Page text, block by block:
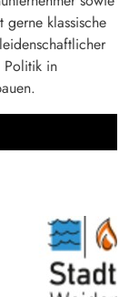
gerne klassische
Politik in